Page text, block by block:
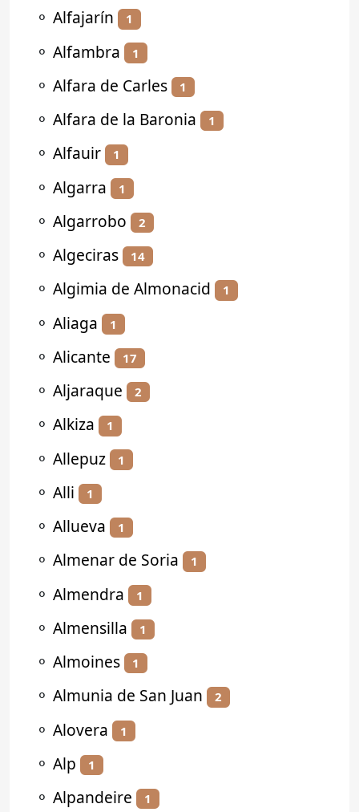
⚬ Alfajarín 1
⚬ Alfambra 1
⚬ Alfara de Carles 1
⚬ Alfara de la Baronia 1
⚬ Alfauir 1
⚬ Algarra 1
⚬ Algarrobo 2
⚬ Algeciras 14
⚬ Algimia de Almonacid 1
⚬ Aliaga 1
⚬ Alicante 17
⚬ Aljaraque 2
⚬ Alkiza 1
⚬ Allepuz 1
⚬ Alli 1
⚬ Allueva 1
⚬ Almenar de Soria 1
⚬ Almendra 1
⚬ Almensilla 1
⚬ Almoines 1
⚬ Almunia de San Juan 2
⚬ Alovera 1
⚬ Alp 1
⚬ Alpandeire 1